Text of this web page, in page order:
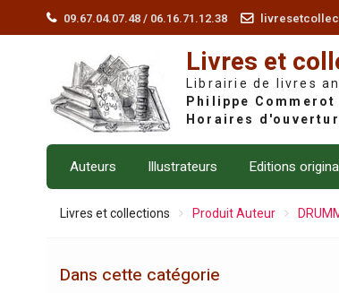
09.67.04.07.48 / 06.16.71.12.38
Livres et
Librairie de livres
Auteurs Illustrateurs Editions
Livres et collections Produit Auteur
Dans cette catégorie